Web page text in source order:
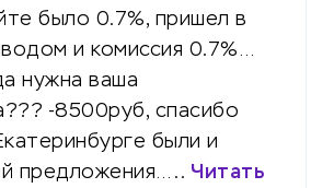
было 0.7%, пришел в
и комиссия 0.7%…
нужна ваша
-8500руб, спасибо
были и
предложения….. Читать